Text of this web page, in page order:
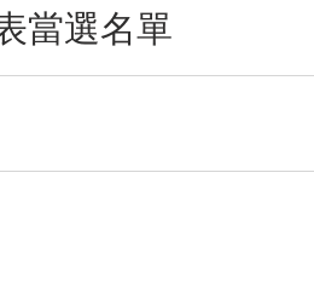
當選名單